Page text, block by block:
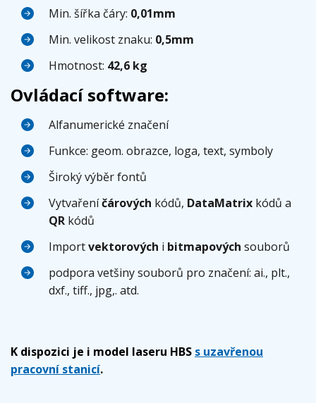
Min. šířka čáry: 0,01mm
Min. velikost znaku: 0,5mm
Hmotnost: 42,6 kg
Ovládací software:
Alfanumerické značení
Funkce: geom. obrazce, loga, text, symboly
Široký výběr fontů
Vytvařeníčárových kódů, DataMatrix kódů a
QR kódů
Importvektorových i bitmapových souborů
podpora vetšiny souborů pro značení: ai., plt.,
dxf., tiff., jpg,. atd.
K dispozici je i model laseru HBS s uzavřenou
pracovní stanicí.